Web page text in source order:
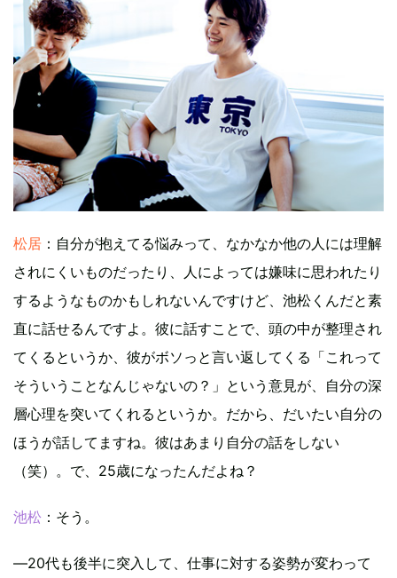
松居 ：自分が抱えてる悩みって、なかなか他の人には理解
されにくいものだったり、人によっては嫌味に思われたり
するようなものかもしれないんですけど、池松くんだと素
直に話せるんですよ。彼に話すことで、頭の中が整理され
てくるというか、彼がボソっと言い返してくる「これって
そういうことなんじゃないの？」という意見が、自分の深
層心理を突いてくれるというか。だから、だいたい自分の
ほうが話してますね。彼はあまり自分の話をしない
（笑）。で、25歳になったんだよね？
池松 ：そう。
―20代も後半に突入して、仕事に対する姿勢が変わって